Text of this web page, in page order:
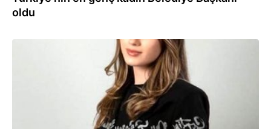
oldu